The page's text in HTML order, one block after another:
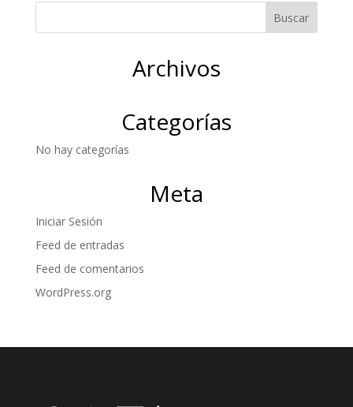
Archivos
Categorías
No hay categorías
Meta
Iniciar Sesión
Feed de entradas
Feed de comentarios
WordPress.org